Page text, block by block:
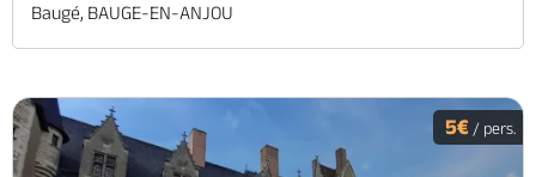
Baugé, BAUGE-EN-ANJOU
5€ / pers.